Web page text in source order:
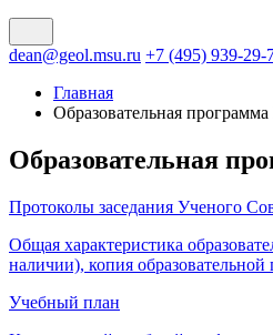
dean@geol.msu.ru +7 (495) 939-29-
Главная
Образовательная
Образовательная
Протоколы заседания Ученого
Общая характеристика
наличии), копия
Учебный план